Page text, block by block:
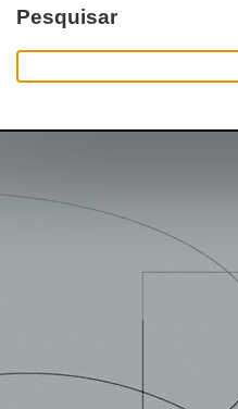
Pesquisar